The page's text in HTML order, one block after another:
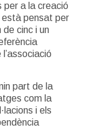
per a la creació
està pensat per
cinc i un
part de la
com la
i els